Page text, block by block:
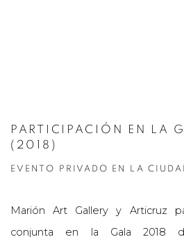
PARTICIPACIÓN EN LA
(2018)
EVENTO PRIVADO EN LA
Marión Art Gallery y Articruz
conjunta en la Gala 2018